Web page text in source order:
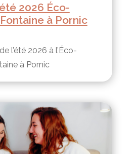
2026 Éco-
à Pornic
l’été 2026 à l’Éco-
à Pornic